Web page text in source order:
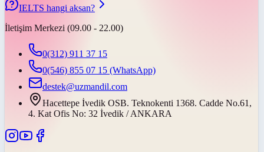
IELTS hangi aksan?
İletişim Merkezi (09.00 - 22.00)
0(312) 911 37 15
0(546) 855 07 15 (WhatsApp)
destek@uzmandil.com
Hacettepe İvedik OSB. Teknokenti 1368. Cadde No.61,
4. Kat Ofis No: 32 İvedik / ANKARA